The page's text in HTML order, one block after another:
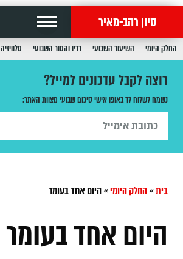
סיון רהב-מאיר
החלק היומי השיעור השבועי רדיו והטור השבועי טלוויזיה
רוצה לקבל עדכונים למייל?
נשמח לשלוח לך באופן אישי סיכום שבועי מצוות האתר:
בית»החלק היומי»היום אחד בעומר
היום אחד בעומר